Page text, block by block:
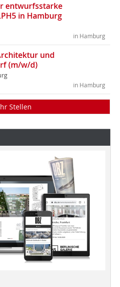
entwurfsstarke
in Hamburg
in Hamburg
und
(m/w/d)
in Hamburg
Stellen